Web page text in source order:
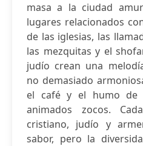
masa a la ciudad
lugares relacionados
de las iglesias, las
las mezquitas y el
judío crean una
no demasiado
el café y el humo de
animados zocos.
cristiano, judío y
sabor, pero la